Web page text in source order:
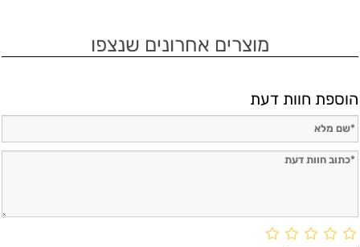
מוצרים אחרונים שנצפו
הוספת חוות דעת